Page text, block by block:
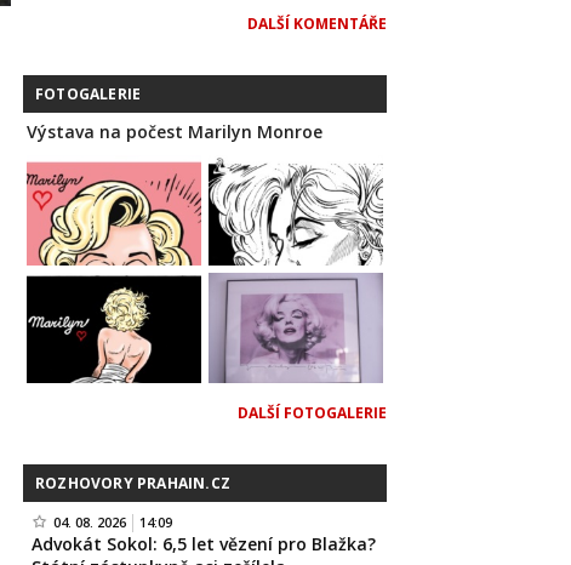
DALŠÍ KOMENTÁŘE
FOTOGALERIE
Výstava na počest Marilyn Monroe
DALŠÍ FOTOGALERIE
ROZHOVORY PRAHAIN.CZ
04. 08. 2026 14:09
Advokát Sokol: 6,5 let vězení pro Blažka?